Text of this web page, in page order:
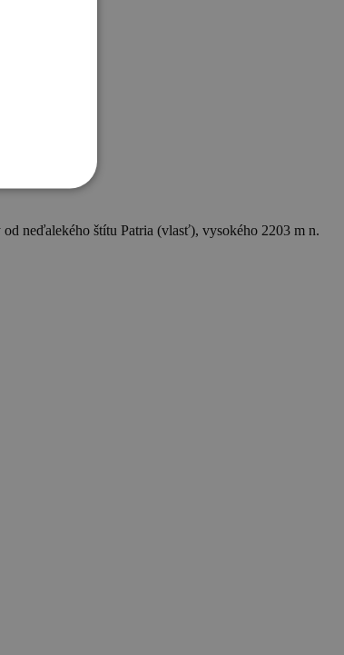
neďalekého štítu Patria (vlasť), vysokého 2203 m n.